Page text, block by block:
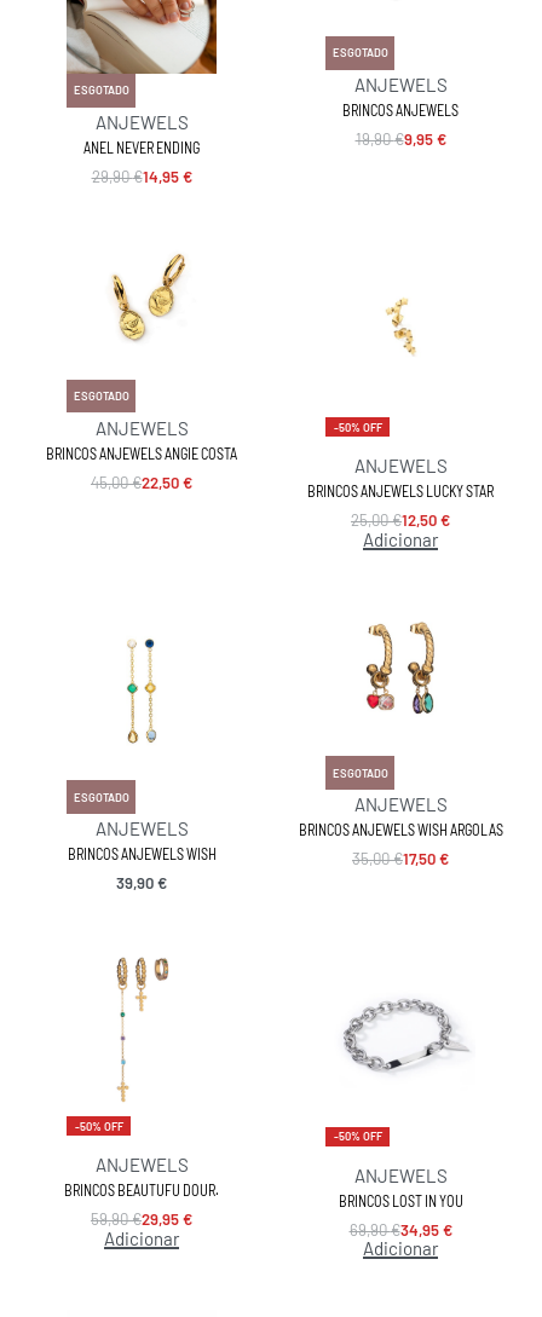
-50% OFF
ESGOTADO
ANJEWELS
ANEL NEVER ENDING
29,90€14,95€
-50% OFF
ESGOTADO
ANJEWELS
BRINCOS ANJEWELS
19,90€9,95€
-50% OFF
ESGOTADO
ANJEWELS
BRINCOS ANJEWELS ANGIE COSTA
45,00€22,50€
-50% OFF
ANJEWELS
BRINCOS ANJEWELS LUCKY STAR
25,00€12,50€
Adicionar
ESGOTADO
ANJEWELS
BRINCOS ANJEWELS WISH
39,90€
ESGOTADO
ANJEWELS
BRINCOS ANJEWELS WISH ARGOLAS
35,00€17,50€
-50% OFF
ANJEWELS
BRINCOS BEAUTUFU DOUR.
59,90€29,95€
Adicionar
-50% OFF
ANJEWELS
BRINCOS LOST IN YOU
69,90€34,95€
Adicionar